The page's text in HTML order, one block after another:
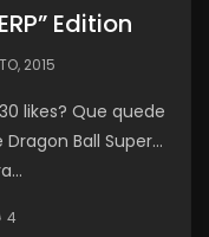
Edition
2015
likes? Que quede
Ball Super…
4